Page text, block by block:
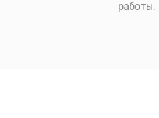
работы.